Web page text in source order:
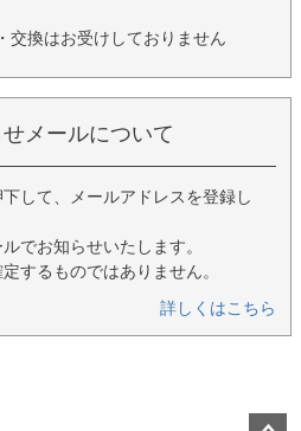
交換はお受けしておりません
メールについて
して、メールアドレスを登録し
でお知らせいたします。
するものではありません。
詳しくはこちら